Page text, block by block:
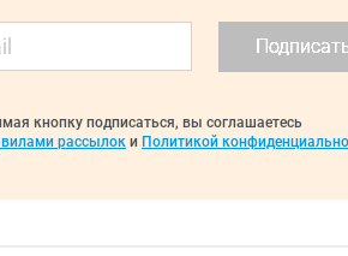
кнопку подписаться, вы соглашаетесь
рассылок и Политикой